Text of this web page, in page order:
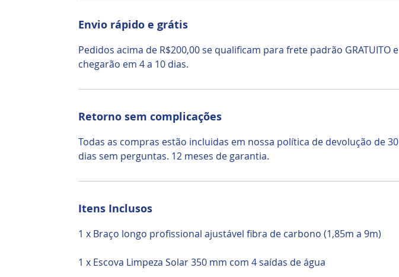
Envio rápido e grátis
Pedidos acima de R$200,00 se qualificam para frete padrão GRATUITO e
chegarão em 4 a 10 dias.
Retorno sem complicações
Todas as compras estão incluidas em nossa política de devolução de 30
dias sem perguntas. 12 meses de garantia.
Itens Inclusos
1 x Braço longo profissional ajustável fibra de carbono (1,85m a 9m)
1 x Escova Limpeza Solar 350 mm com 4 saídas de água